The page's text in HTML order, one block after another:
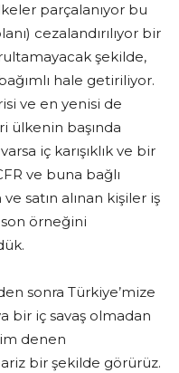
parçalanıyor bu
cezalandırılıyor bir
şekilde,
hale getiriliyor.
ve en yenisi de
ülkenin başında
iç karışıklık ve bir
ve buna bağlı
satın alınan kişiler iş
örneğini
sonra Türkiye’mize
bir iç savaş olmadan
denen
bir şekilde görürüz.